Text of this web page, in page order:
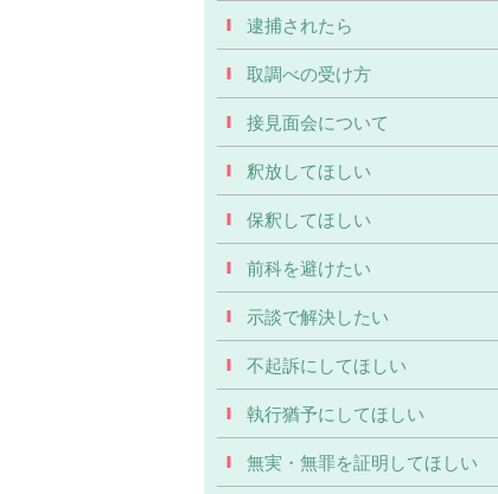
逮捕されたら
取調べの受け方
接見面会について
釈放してほしい
保釈してほしい
前科を避けたい
示談で解決したい
不起訴にしてほしい
執行猶予にしてほしい
無実・無罪を証明してほしい